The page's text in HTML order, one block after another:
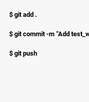
$ git add .
$ git commit -m “Add
$ git push